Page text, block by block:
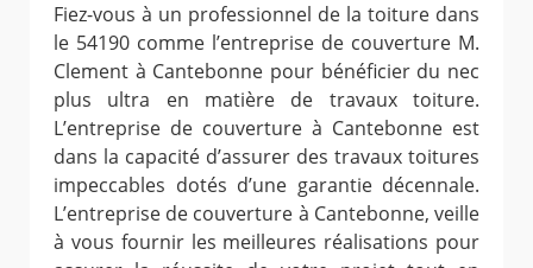
Fiez-vous à un professionnel de la toiture dans
le 54190 comme l’entreprise de couverture M.
Clement à Cantebonne pour bénéficier du nec
plus ultra en matière de travaux toiture.
L’entreprise de couverture à Cantebonne est
dans la capacité d’assurer des travaux toitures
impeccables dotés d’une garantie décennale.
L’entreprise de couverture à Cantebonne, veille
à vous fournir les meilleures réalisations pour